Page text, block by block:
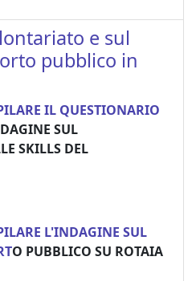
e sul
pubblico in
IL QUESTIONARIO
SUL
SKILLS DEL
L'INDAGINE SUL
O PUBBLICO SU ROTAIA